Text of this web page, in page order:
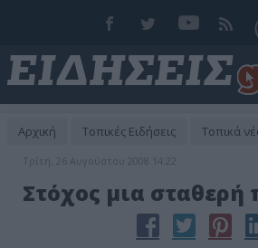
Αρχική Τοπικές Ειδήσεις Τοπικά
Τρίτη, 26 Αυγούστου 2008 14:22
Στόχος μια σταθερή